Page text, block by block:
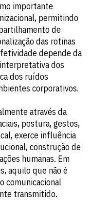
importante
permitindo
de
das rotinas
depende da
dos
dos ruídos
corporativos.
através da
postura, gestos,
exerce influência
construção de
humanas. Em
aquilo que não é
comunicacional
transmitido.